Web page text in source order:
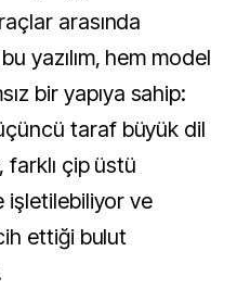
arasında
yazılım, hem model
bir yapıya sahip:
taraf büyük dil
farklı çip üstü
işletilebiliyor ve
ettiği bulut